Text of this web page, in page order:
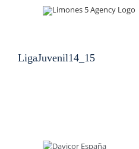
LigaJuvenil14_15